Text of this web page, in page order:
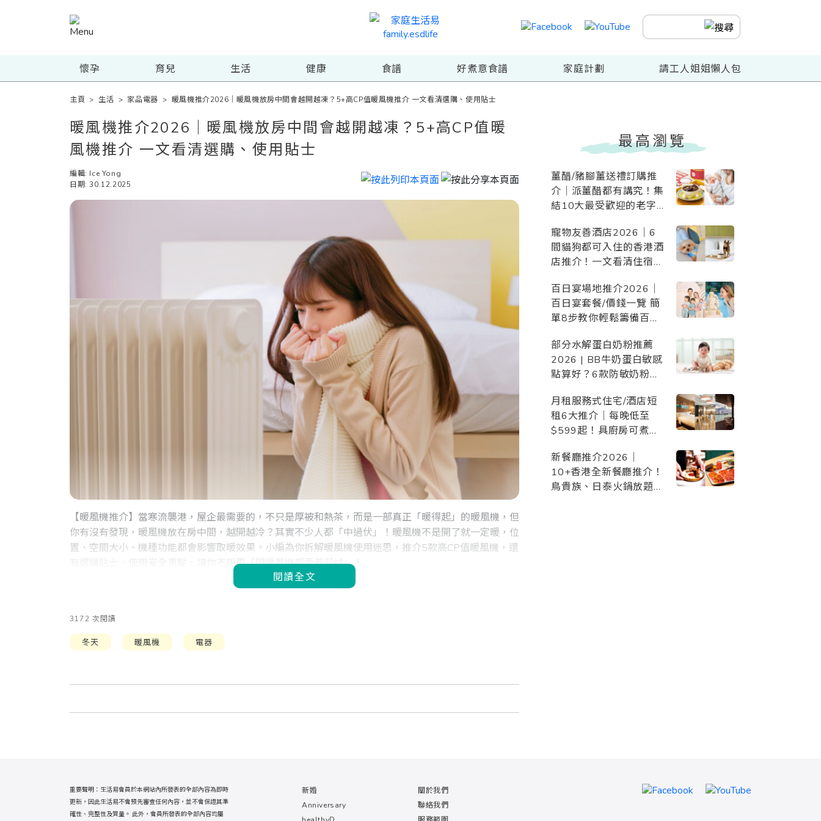
懷孕 育兒 生活 健康 食譜 好煮意食譜 家庭計劃 請工人姐姐懶人包
主頁 > 生活 > 家品電器 > 暖風機推介2026｜暖風機放房中間會越開越凍？5+高CP值暖風機推介 一文看清選購、使用貼士
暖風機推介2026｜暖風機放房中間會越開越凍？5+高CP值暖
風機推介 一文看清選購、使用貼士
編輯: Ice Yong
日期: 30.12.2025
【暖風機推介】當寒流襲港，屋企最需要的，不只是厚被和熱茶，而是一部真正「暖得起」的暖風機，但
你有沒有發現，暖風機放在房中間，越開越冷？其實不少人都「中過伏」！暖風機不是開了就一定暖，位
置、空間大小、機種功能都會影響取暖效果。小編為你拆解暖風機使用迷思，推介5款高CP值暖風機，還
有選購貼士、使用安全重點，讓你不用再「開暖風機都要着羽絨」！
閱讀全文
3172 次閱讀
冬天 暖風機 電器
最高瀏覽
薑醋/豬腳薑送禮訂購推
介｜派薑醋都有講究！集
結10大最受歡迎的老字
薑醋
寵物友善酒店2026｜6
間貓狗都可入住的香港酒
店推介！一文看清住宿優
心Staycation/慶生/度假
百日宴場地推介2026｜
百日宴套餐/價錢一覽 簡
單8步教你輕鬆籌備百日
Checklist 準備清單
部分水解蛋白奶粉推薦
2026 | BB牛奶蛋白敏感
點算好？6款防敏奶粉比
月租服務式住宅/酒店短
租6大推介｜每晚低至
$599起！具廚房可煮
揚、配套齊備
新餐廳推介2026｜
10+香港全新餐廳推介！
鳥貴族、日泰火鍋放題、
新婚
Anniversary
關於我們
聯絡我們
重要聲明：生活易會員於本網站內所發表的全部內容為即時
更新，因此生活易不會預先審查任何內容，並不會保證其準
確性、完整性及質量。 此外，會員所發表的全部內容均屬